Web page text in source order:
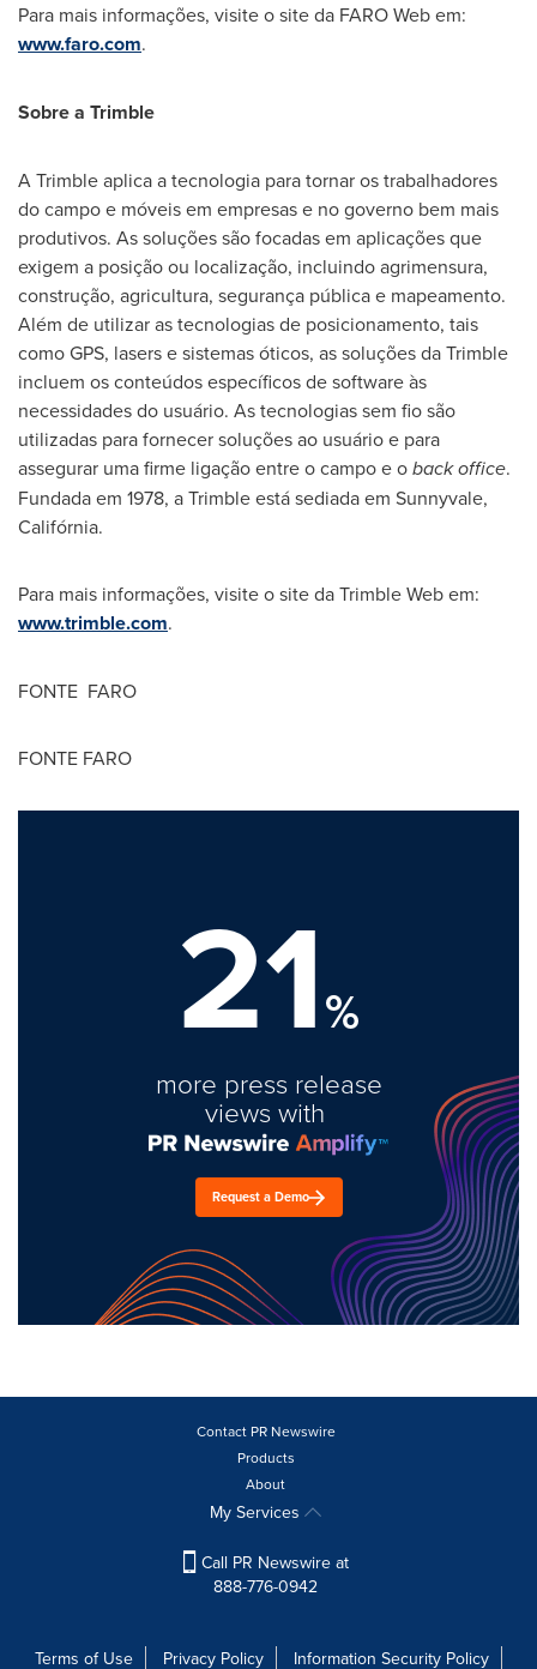
Para mais informações, visite o site da FARO Web em:
www.faro.com.
Sobre a Trimble
A Trimble aplica a tecnologia para tornar os trabalhadores
do campo e móveis em empresas e no governo bem mais
produtivos. As soluções são focadas em aplicações que
exigem a posição ou localização, incluindo agrimensura,
construção, agricultura, segurança pública e mapeamento.
Além de utilizar as tecnologias de posicionamento, tais
como GPS, lasers e sistemas óticos, as soluções da Trimble
incluem os conteúdos específicos de software às
necessidades do usuário. As tecnologias sem fio são
utilizadas para fornecer soluções ao usuário e para
assegurar uma firme ligação entre o campo e oback office.
Fundada em 1978, a Trimble está sediada em Sunnyvale,
Califórnia.
Para mais informações, visite o site da Trimble Web em:
www.trimble.com.
FONTE FARO
FONTE FARO
21%
more press release
views with
Request a Demo
Contact PR Newswire
Products
About
My Services
Call PR Newswire at
888-776-0942
Terms of Use Privacy Policy Information Security Policy